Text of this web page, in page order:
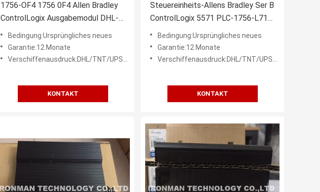
1756-OF4 1756 0F4 Allen Bradley
ControlLogix Ausgabemodul DHL-
Verschiffen
Bedingung:Ursprüngliches neues
Garantie:12 Monate
Verschiffenausdruck:DHL/TNT/UPS/FEDEX etc.
KONTAKT
Steuereinheits-Allens Bradley Ser B
ControlLogix 5571 PLC-1756-L71
Prozessor CPU 2MB
Bedingung:Ursprüngliches neues
Garantie:12 Monate
Verschiffenausdruck:DHL/TNT/UPS/FEDEX etc.
KONTAKT